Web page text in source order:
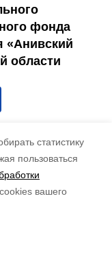
статистику
пользоваться
вашего
фонда
«Анивский
области